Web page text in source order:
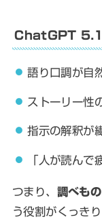
ChatGPT 5.1
語り口調が自
ストーリー性
指示の解釈が
「人が読んで
つまり、 調べも
う役割がくっきり